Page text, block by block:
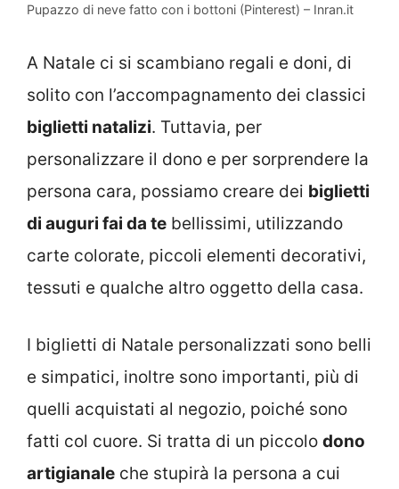
Pupazzo di neve fatto con i bottoni (Pinterest) – Inran.it
A Natale ci si scambiano regali e doni, di
solito con l’accompagnamento dei classici
biglietti natalizi. Tuttavia, per
personalizzare il dono e per sorprendere la
persona cara, possiamo creare dei biglietti
di auguri fai da te bellissimi, utilizzando
carte colorate, piccoli elementi decorativi,
tessuti e qualche altro oggetto della casa.
I biglietti di Natale personalizzati sono belli
e simpatici, inoltre sono importanti, più di
quelli acquistati al negozio, poiché sono
fatti col cuore. Si tratta di un piccolo dono
artigianale che stupirà la persona a cui